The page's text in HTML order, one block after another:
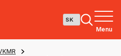
Menu